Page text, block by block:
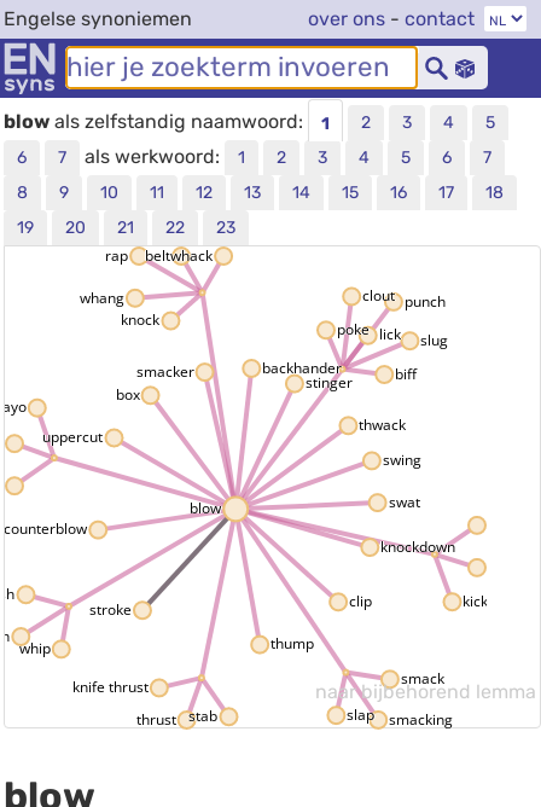
Engelse synoniemen over ons - contact
blowals zelfstandig naamwoord: 1 2 3 4
5
6
7 als werkwoord: 1 2 3 4 5 6
7
8
9 10 11 12 13 14 15 16 17
18
19
20 21 22 23
blow
stroke
backhander
clip
belt
knock
rap whack
whang
thwack
slap
smack
smacking
smacker
knockdown
swat
whip
biff
clout
lick
poke
punch
slug
box
kicking
counterblow
swing
knife thrust
stab
thrust
stinger
thump
uppercut
naar bijbehorend lemma
blow